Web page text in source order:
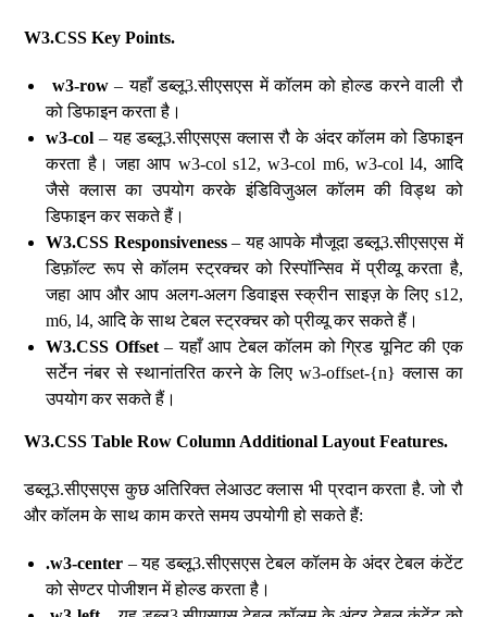
W3.CSS Key Points.
w3-row– यहाँ डब्लू3.सीएसएस में कॉलम को होल्ड करने वाली रौ
को डिफाइन करता है।
w3-col – यह डब्लू3.सीएसएस क्लास रौ के अंदर कॉलम को डिफाइन
करता है। जहा आप w3-col s12, w3-col m6, w3-col l4, आदि
जैसे क्लास का उपयोग करके इंडिविजुअल कॉलम की विड्थ को
डिफाइन कर सकते हैं।
W3.CSS Responsiveness– यह आपके मौजूदा डब्लू3.सीएसएस में
डिफ़ॉल्ट रूप से कॉलम स्ट्रक्चर को रिस्पॉन्सिव में प्रीव्यू करता है,
जहा आप और आप अलग-अलग डिवाइस स्क्रीन साइज़ के लिए s12,
m6, l4, आदि के साथ टेबल स्ट्रक्चर को प्रीव्यू कर सकते हैं।
W3.CSS Offset– यहाँ आप टेबल कॉलम को ग्रिड यूनिट की एक
सर्टेन नंबर से स्थानांतरित करने के लिए w3-offset-{n} क्लास का
उपयोग कर सकते हैं।
W3.CSS Table Row Column Additional Layout Features.
डब्लू3.सीएसएस कुछ अतिरिक्त लेआउट क्लास भी प्रदान करता है. जो रौ
और कॉलम के साथ काम करते समय उपयोगी हो सकते हैं:
.w3-center – यह डब्लू3.सीएसएस टेबल कॉलम के अंदर टेबल कंटेंट
को सेण्टर पोजीशन में होल्ड करता है।